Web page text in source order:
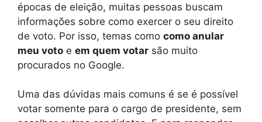
épocas de eleição, muitas pessoas buscam
informações sobre como exercer o seu direito
de voto. Por isso, temas como como anular
meu voto e em quem votar são muito
procurados no Google.
Uma das dúvidas mais comuns é se é possível
votar somente para o cargo de presidente, sem